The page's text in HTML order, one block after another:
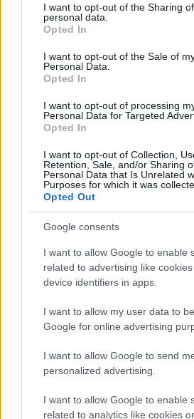
not limited to your visit or usage
grant or deny consent to Google and
use your data for below specified
consent section.
I want to opt-out of the Sharing
personal data.
Opted In
I want to opt-out of the Sale of
Personal Data.
Opted In
I want to opt-out of processing
Personal Data for Targeted
Opted In
I want to opt-out of Collection,
Retention, Sale, and/or Sharing
Personal Data that Is Unrelated
Purposes for which it was
Opted Out
Google consents
I want to allow Google to enable
related to advertising like
device identifiers in apps.
I want to allow my user data to
Google for online advertising
I want to allow Google to send
personalized advertising.
I want to allow Google to enable
related to analytics like cookies
GÓLKIRÁLYSÁG
1. ÉVAD # 10. RÉSZ
Népszerű